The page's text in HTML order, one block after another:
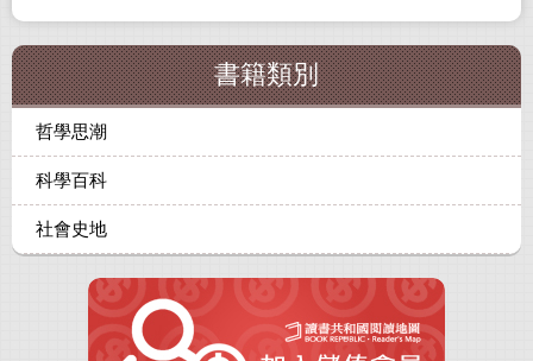
書籍類別
哲學思潮
科學百科
社會史地